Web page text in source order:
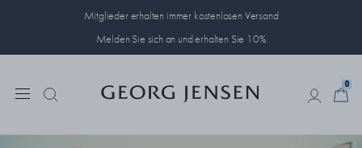
Mitglieder erhalten immer kostenlosen Versand
Melden Sie sich an und erhalten Sie 10%
0